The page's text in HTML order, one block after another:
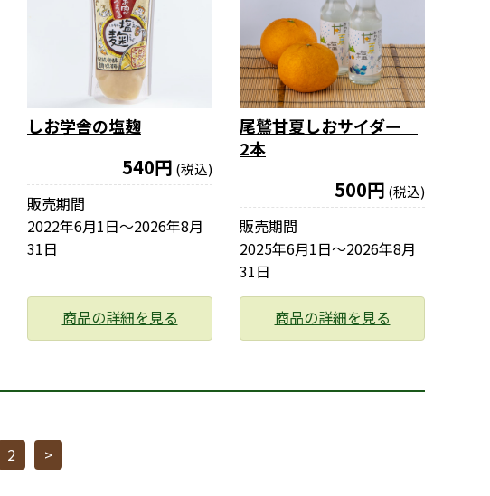
しお学舎の塩麹
540円 (税込)
販売期間
2022年6月1日〜2026年8月
31日
商品の詳細を見る
尾鷲甘夏しおサイダー
2本
500円 (税込)
販売期間
2025年6月1日〜2026年8月
31日
商品の詳細を見る
2 >